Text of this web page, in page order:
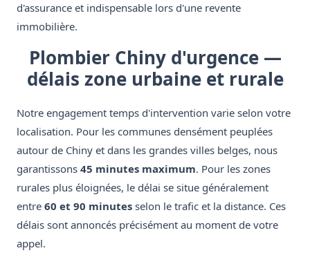
d'assurance et indispensable lors d'une revente
immobilière.
Plombier Chiny d'urgence —
délais zone urbaine et rurale
Notre engagement temps d'intervention varie selon votre
localisation. Pour les communes densément peuplées
autour de Chiny et dans les grandes villes belges, nous
garantissons 45 minutes maximum. Pour les zones
rurales plus éloignées, le délai se situe généralement
entre 60 et 90 minutes selon le trafic et la distance. Ces
délais sont annoncés précisément au moment de votre
appel.